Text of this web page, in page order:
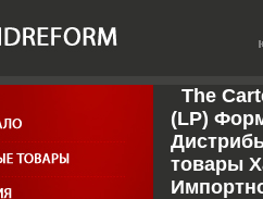
The
(LP)
товары